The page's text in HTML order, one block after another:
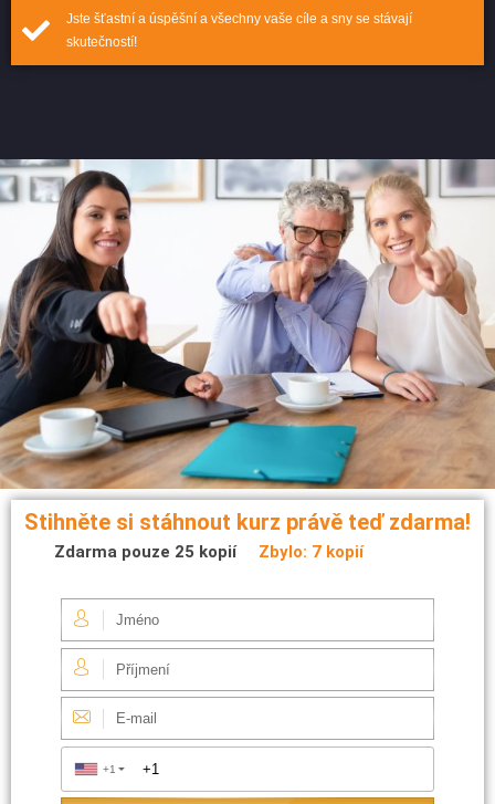
Jste šťastní a úspěšní a všechny vaše cíle a sny se stávají
skutečností!
Stihněte si stáhnout kurz právě teď zdarma!
Zdarma pouze 25 kopií Zbylo: 7 kopií